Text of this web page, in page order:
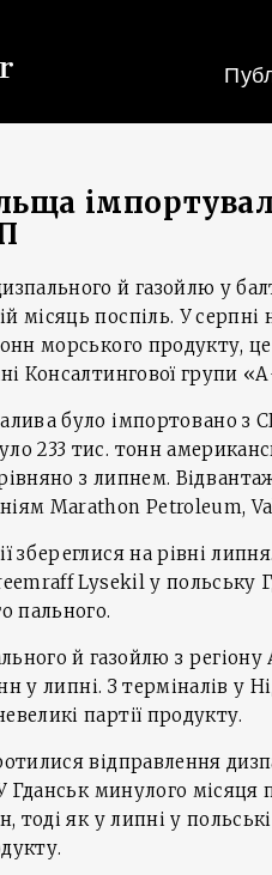
й газойлю у
місяць поспіль. У серпні
морського продукту,
Консалтингової групи
було імпортовано з
233 тис. тонн
з липнем.
Marathon Petroleum,
збереглися на рівні
Lysekil у польську
пального.
й газойлю з регіону
у липні. З терміналів у
партії продукту.
відправлення
Гданськ минулого
тоді як у липні у